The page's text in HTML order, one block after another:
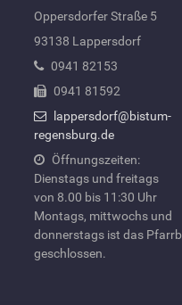
Oppersdorfer Straße 5
93138 Lappersdorf
0941 82153
0941 81592
lappersdorf@bistum-
regensburg.de
Öffnungszeiten:
Dienstags und freitags
von 8.00 bis 11:30 Uhr
Montags, mittwochs und
donnerstags ist das
geschlossen.